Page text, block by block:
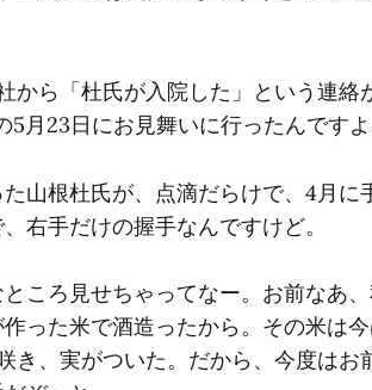
から「杜氏が入院した」という連絡
月23日にお見舞いに行ったんですよ
山根杜氏が、点滴だらけで、4月に
右手だけの握手なんですけど。
ころ見せちゃってなー。お前なあ
った米で酒造ったから。その米は
き、実がついた。だから、今度はお